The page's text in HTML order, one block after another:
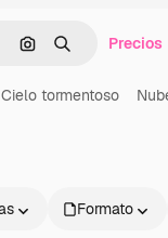
Buscar por imagen
BuscarPrecios
Cielo tormentoso
Formato